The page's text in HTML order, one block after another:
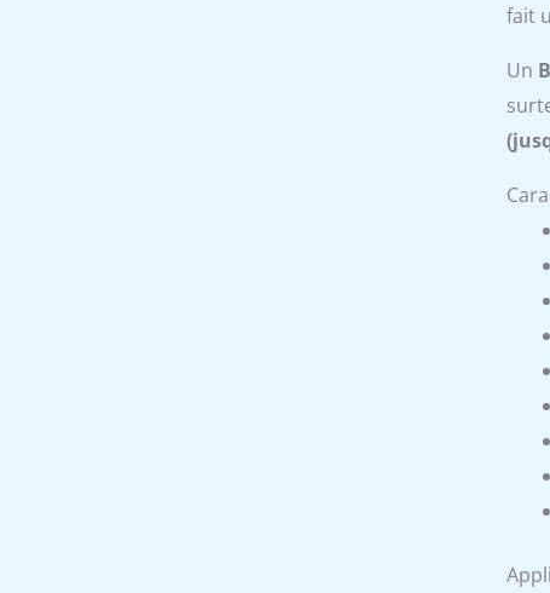
fait
Un